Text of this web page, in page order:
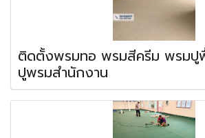
ติดตั้งพรมทอ พรมสีครีม พรมปู
ปูพรมสำนักงาน